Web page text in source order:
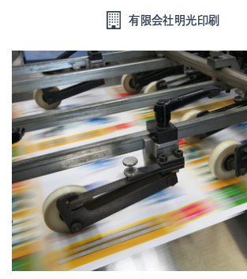
有限会社明光印刷